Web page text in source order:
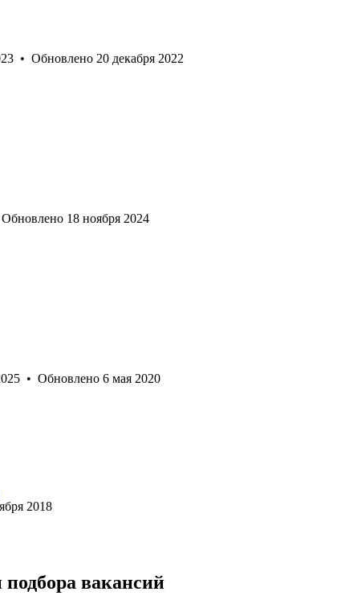
• Обновлено 20 декабря 2022
Обновлено 18 ноября 2024
• Обновлено 6 мая 2020
2018
вакансий